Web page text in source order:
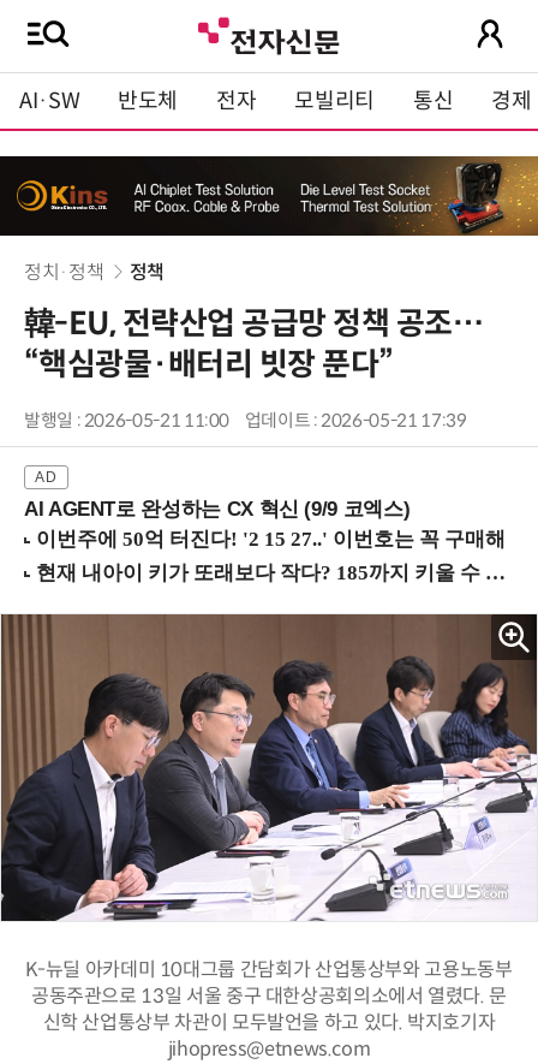
AI·SW 반도체 전자 모빌리티 통신 경제
정치·정책 정책
韓-EU, 전략산업 공급망 정책 공조…
“핵심광물·배터리 빗장 푼다”
발행일 : 2026-05-21 11:00 업데이트 : 2026-05-21 17:39
AI AGENT로 완성하는 CX 혁신 (9/9 코엑스)
K-뉴딜 아카데미 10대그룹 간담회가 산업통상부와 고용노동부
공동주관으로 13일 서울 중구 대한상공회의소에서 열렸다. 문
신학 산업통상부 차관이 모두발언을 하고 있다. 박지호기자
jihopress@etnews.com